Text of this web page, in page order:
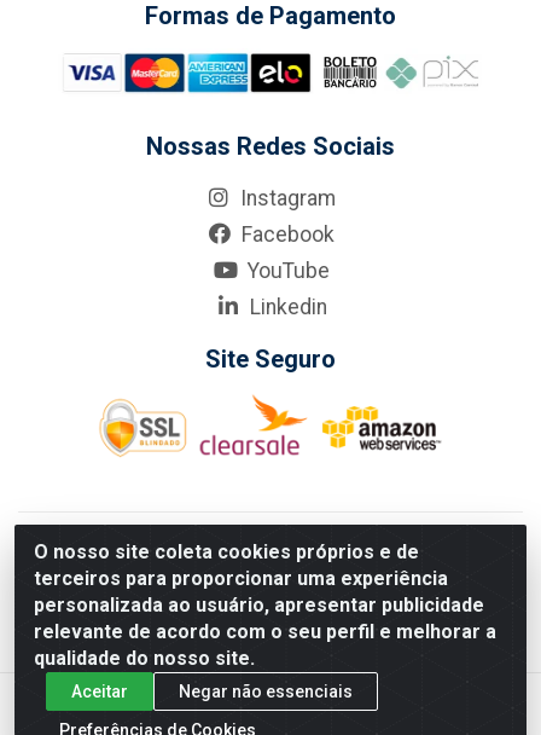
O nosso site coleta cookies próprios e de
terceiros para proporcionar uma experiência
personalizada ao usuário, apresentar publicidade
relevante de acordo com o seu perfil e melhorar a
qualidade do nosso site.
Aceitar
Negar não essenciais
Preferências de Cookies
Formas de Pagamento
Nossas Redes Sociais
Instagram
Facebook
YouTube
Linkedin
Site Seguro
KarneKeijo Logistica Integrada LTDA - Rod. Br-101 Sul, nº3700
- Barro, Recife/PE, 50900-400 CNPJ: 24.150.377/0001-95
Estados atendidos pela KarneKeijo: PE, PB e RN.